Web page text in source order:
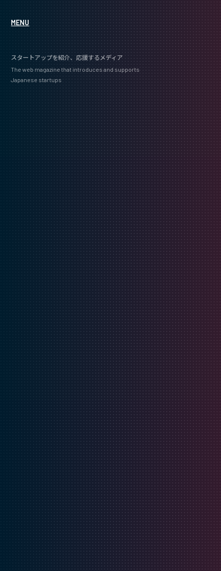
MENU
スタートアップを紹介、応援するメディア
The web magazine that introduces and supports
Japanese startups